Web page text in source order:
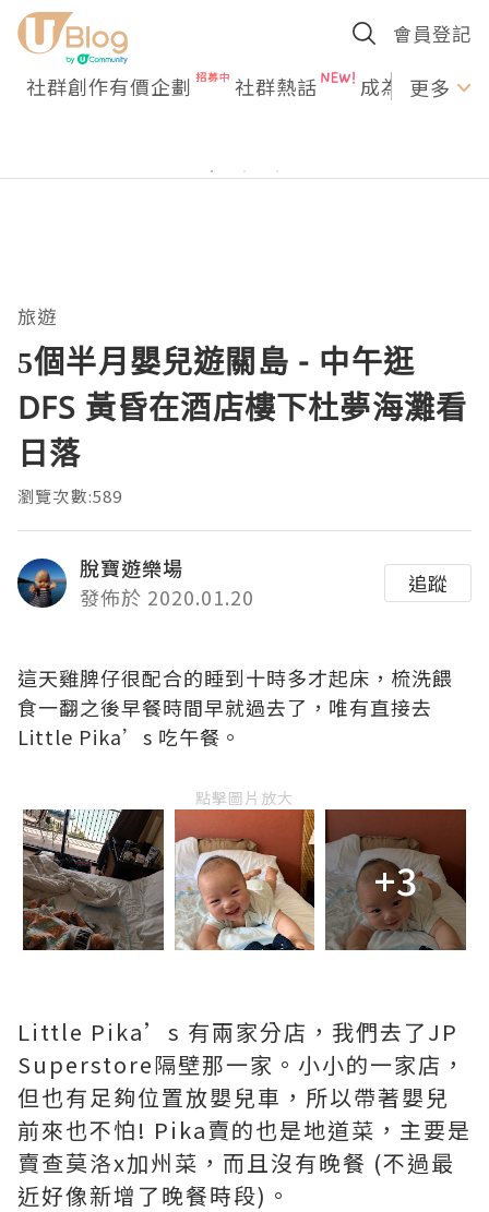
會員登記
社群創作有價企劃 社群熱話 成為U更多
旅遊
5個半月嬰兒遊關島 - 中午逛
DFS 黃昏在酒店樓下杜夢海灘看
日落
瀏覽次數:589
脫寶遊樂場
發佈於 2020.01.20
追蹤
這天雞脾仔很配合的睡到十時多才起床，梳洗餵
食一翻之後早餐時間早就過去了，唯有直接去
Little Pika’s 吃午餐。
點擊圖片放大
+3
Little Pika’s 有兩家分店，我們去了JP
Superstore隔壁那一家。小小的一家店，
但也有足夠位置放嬰兒車，所以帶著嬰兒
前來也不怕! Pika賣的也是地道菜，主要是
賣查莫洛x加州菜，而且沒有晚餐 (不過最
近好像新增了晚餐時段)。